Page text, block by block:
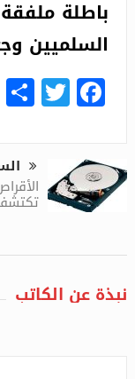
باطلة
السلميين
نبذة عن الكاتب